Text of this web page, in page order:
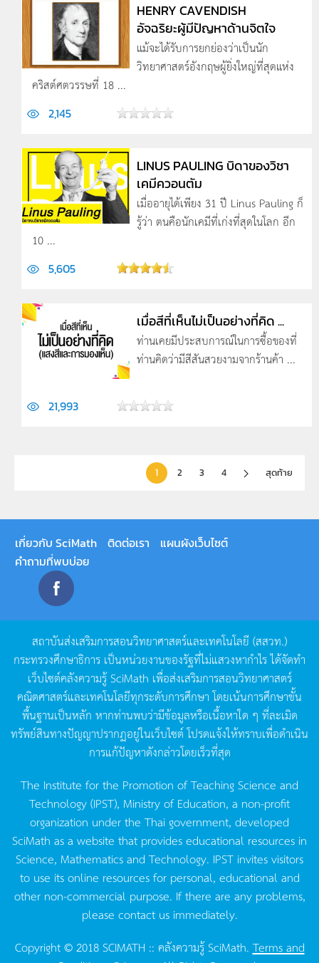
HENRY CAVENDISH
อัจฉริยะผู้มีปัญหาด้านจิตใจ
แม้จะได้รับการยกย่องว่าเป็นนัก
วิทยาศาสตร์อังกฤษผู้ยิ่งใหญ่ที่สุดแห่ง
คริสต์ศตวรรษที่ 18 ...
2,145
LINUS PAULING บิดาของวิชา
เคมีควอนตัม
เมื่ออายุได้เพียง 31 ปี Linus Pauling ก็
รู้ว่า ตนคือนักเคมีที่เก่งที่สุดในโลก อีก
10 ...
5,605
เมื่อสีที่เห็นไม่เป็นอย่างที่คิด ...
ท่านเคยมีประสบการณ์ในการซื้อของที่
ท่านคิดว่ามีสีสันสวยงามจากร้านค้า ...
21,993
1 2 3 4 สุดท้าย
เกี่ยวกับ SciMath ติดต่อเรา
แผนผังเว็บไซต์
คำถามที่พบบ่อย
สถาบันส่งเสริมการสอนวิทยาศาสตร์และเทคโนโลยี (สสวท.)
กระทรวงศึกษาธิการ เป็นหน่วยงานของรัฐที่ไม่แสวงหากำไรได้จัดทำ
เว็บไซต์คลังความรู้SciMath เพื่อส่งเสริมการสอนวิทยาศาสตร์
คณิตศาสตร์และเทคโนโลยีทุกระดับการศึกษา โดยเน้นการศึกษาขั้น
พื้นฐานเป็นหลัก หากท่านพบว่ามีข้อมูลหรือเนื้อหาใด ๆ ที่ละเมิด
ทรัพย์สินทางปัญญาปรากฏอยู่ในเว็บไซต์โปรดแจ้งให้ทราบเพื่อดำเนิน
การแก้ปัญหาดังกล่าวโดยเร็วที่สุด
The Institute for the Promotion of Teaching Science and
Technology (IPST), Ministry of Education, a non-profit
organization under the Thai government, developed
SciMath as a website that provides educational resources in
Science, Mathematics and Technology. IPST invites visitors
to use its online resources for personal, educational and
other non-commercial purpose. If there are any problems,
please contact us immediately.
Copyright © 2018 SCIMATH :: คลังความรู้ SciMath.Terms and